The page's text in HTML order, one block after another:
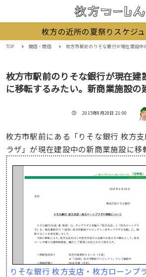
枚方の近所の夏祭りスケジ
TOP 開店・閉店 枚方市駅前のりそな銀行が現在建設中の新商業施設に移転す
枚方市駅前のりそな銀行が現在建
に移転するみたい。新商業施設の
投稿日
2015年8月28日 21:00 著
枚方市駅前にある「りそな銀行 枚方
ラザ」が現在建設中の新商業施設に移
りそな銀行 枚方支店・枚方ローンプ